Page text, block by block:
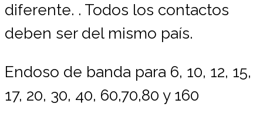
diferente. . Todos los contactos
deben ser del mismo país.
Endoso de banda para 6, 10, 12, 15,
17, 20, 30, 40, 60,70,80 y 160